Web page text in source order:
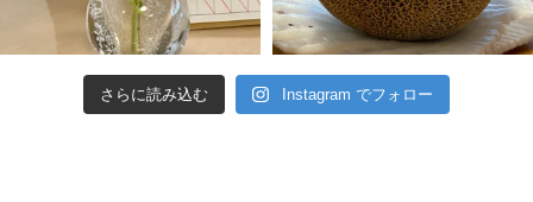
さらに読み込む Instagram でフォロー